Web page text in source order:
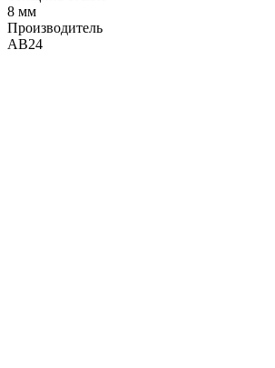
8 мм
Производитель
АВ24